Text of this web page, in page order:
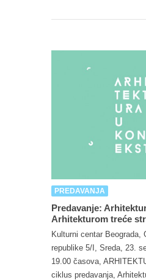
PREDAVANJA
Predavanje:
Arhitekturom treće
Kulturni centar Beograda,
republike 5/I, Sreda, 23.
19.00 časova,
ciklus predavanja,